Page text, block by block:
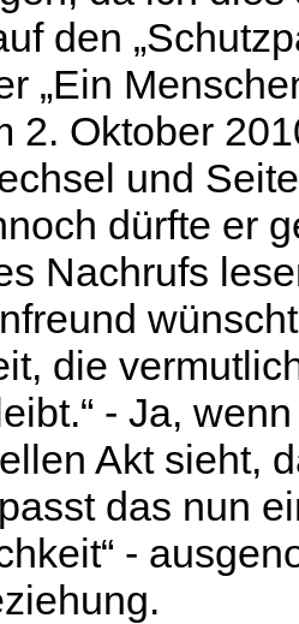
den
„Ein
2. Oktober
und
dürfte er
Nachrufs
die
- Ja,
Akt sieht,
das nun
-